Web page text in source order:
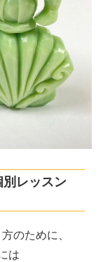
レッスン
のために、
は